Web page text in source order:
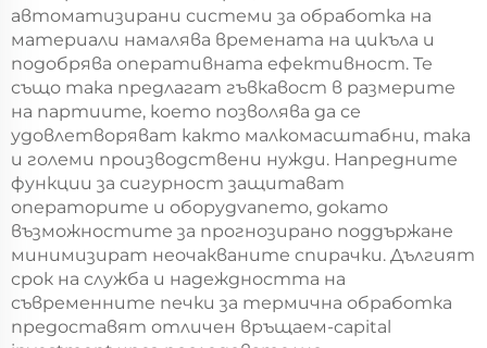
автоматизирани системи за обработка на
материали намалява времената на цикъла и
подобрява оперативната ефективност. Те
също така предлагат гъвкавост в размерите
на партиите, което позволява да се
удовлетворяват както малкомасштабни, така
и големи производствени нужди. Напредните
функции за сигурност защитават
операторите и оборудvanето, докато
възможностите за прогнозирано поддържане
минимизират неочакваните спирачки. Дългият
срок на служба и надеждността на
съвременните печки за термична обработка
предоставят отличен връщаем-capital